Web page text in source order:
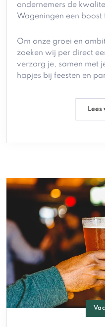
ondernemers de
Wageningen een boost
Om onze groei en
zoeken wij per direct
verzorg je, samen met
hapjes bij feesten en